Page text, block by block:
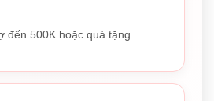
đến 500K hoặc quà tặng